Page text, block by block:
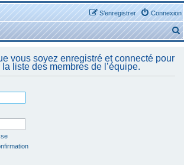
Connexion
S’enregistrer
e
vous soyez enregistré et connecté pour
liste des membres de l’équipe.